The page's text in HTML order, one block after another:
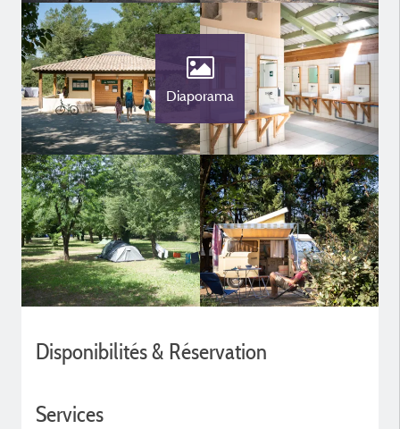
Diaporama
Disponibilités & Réservation
Services